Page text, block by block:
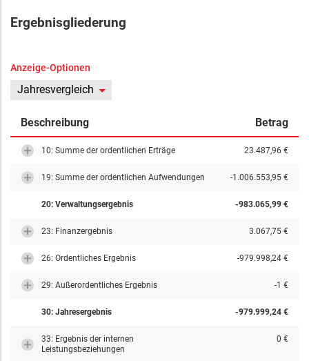
Ergebnisgliederung
Anzeige-Optionen
Jahresvergleich
Beschreibung Betrag
10: Summe der ordentlichen Erträge 23.487,96 €
19: Summe der ordentlichen Aufwendungen -1.006.553,95 €
20: Verwaltungsergebnis -983.065,99 €
23: Finanzergebnis 3.067,75 €
26: Ordentliches Ergebnis -979.998,24 €
29: Außerordentliches Ergebnis -1 €
30: Jahresergebnis -979.999,24 €
33: Ergebnis der internen
Leistungsbeziehungen
0 €